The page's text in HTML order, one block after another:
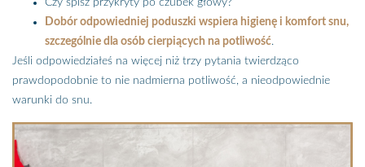
Czy śpisz przykryty po czubek głowy?
Dobór odpowiedniej poduszki wspiera higienę i komfort snu,
szczególnie dla osób cierpiących na potliwość.
Jeśli odpowiedziałeś na więcej niż trzy pytania twierdząco
prawdopodobnie to nie nadmierna potliwość, a nieodpowiednie
warunki do snu.